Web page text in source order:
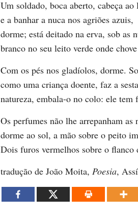
Um soldado, boca aberto, cabeça ao
e a banhar a nuca nos agriões azuis,
dorme; está deitado na erva, sob as
branco no seu leito verde onde
Com os pés nos gladíolos, dorme.
como uma criança doente, faz a
natureza, embala-o no colo: ele tem
Os perfumes não lhe arrepanham as
dorme ao sol, a mão sobre o peito
Dois furos vermelhos sobre o flanco
tradução de João Moita, Poesia,